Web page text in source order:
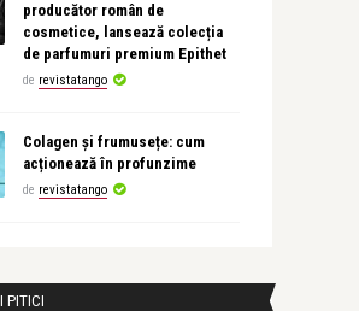
producător român de
cosmetice, lansează colecția
de parfumuri premium Epithet
de revistatango
Colagen și frumusețe: cum
acționează în profunzime
de revistatango
PITICI